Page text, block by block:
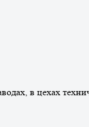
в цехах